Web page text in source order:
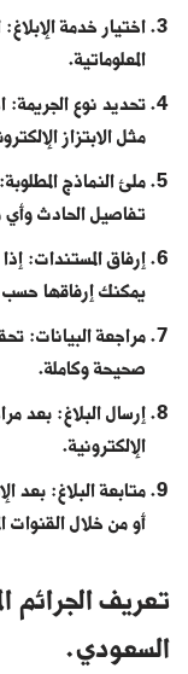
اختيار خدمة
المعلوماتية.
تحديد نوع الجريمة:
مثل الابتزاز
ملئ النماذج
تفاصيل الحادث
إرفاق المستندات:
يمكنك إرفاقها حسب
مراجعة البيانات:
صحيحة وكاملة.
إرسال البلاغ: بعد
الإلكترونية.
متابعة البلاغ: بعد
أو من خلال القنوات
تعريف الجرائم
السعودي.